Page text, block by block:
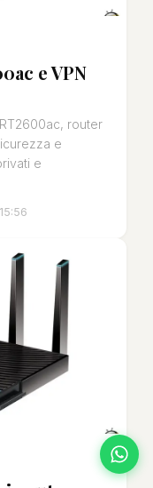
e VPN
router
e
e